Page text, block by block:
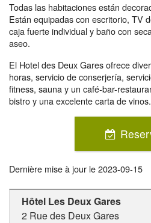
Todas las habitaciones están
Están equipadas con escritorio, TV
caja fuerte individual y baño con
aseo.
El Hotel des Deux Gares ofrece
horas, servicio de conserjería,
fitness, sauna y un café-bar-
bistro y una excelente carta de vinos.
Dernière mise à jour le2023-09-15
Hôtel Les Deux Gares
2 Rue des Deux Gares